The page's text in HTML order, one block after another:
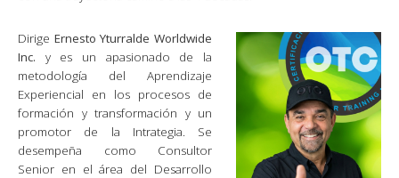
Dirige Ernesto Yturralde Worldwide
Inc. y es un apasionado de la
metodología del Aprendizaje
Experiencial en los procesos de
formación y transformación y un
promotor de la Intrategia. Se
desempeña como Consultor
Senior en el área del Desarrollo